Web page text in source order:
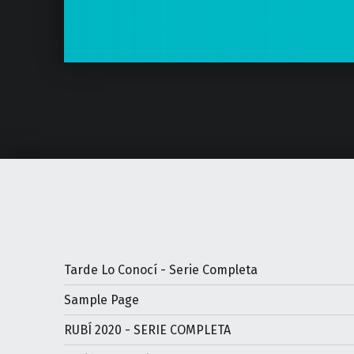
Tarde Lo Conocí - Serie Completa
Sample Page
RUBÍ 2020 - SERIE COMPLETA